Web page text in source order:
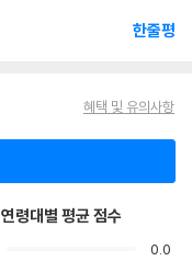
한줄평
혜택 및 유의사항
연령대별 평균 점수
0.0